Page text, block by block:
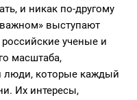
и никак по-другому
важном» выступают
ученые и
масштаба,
люди, которые каждый
Их интересы,